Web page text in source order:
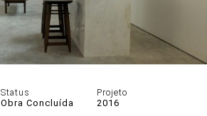
Status
Obra Concluída
Projeto
2016